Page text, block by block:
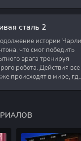
в медицинском
сталь 2
истории Чарли
что смог победить
врага тренируя
робота. Действия всё
происходят в мире, где